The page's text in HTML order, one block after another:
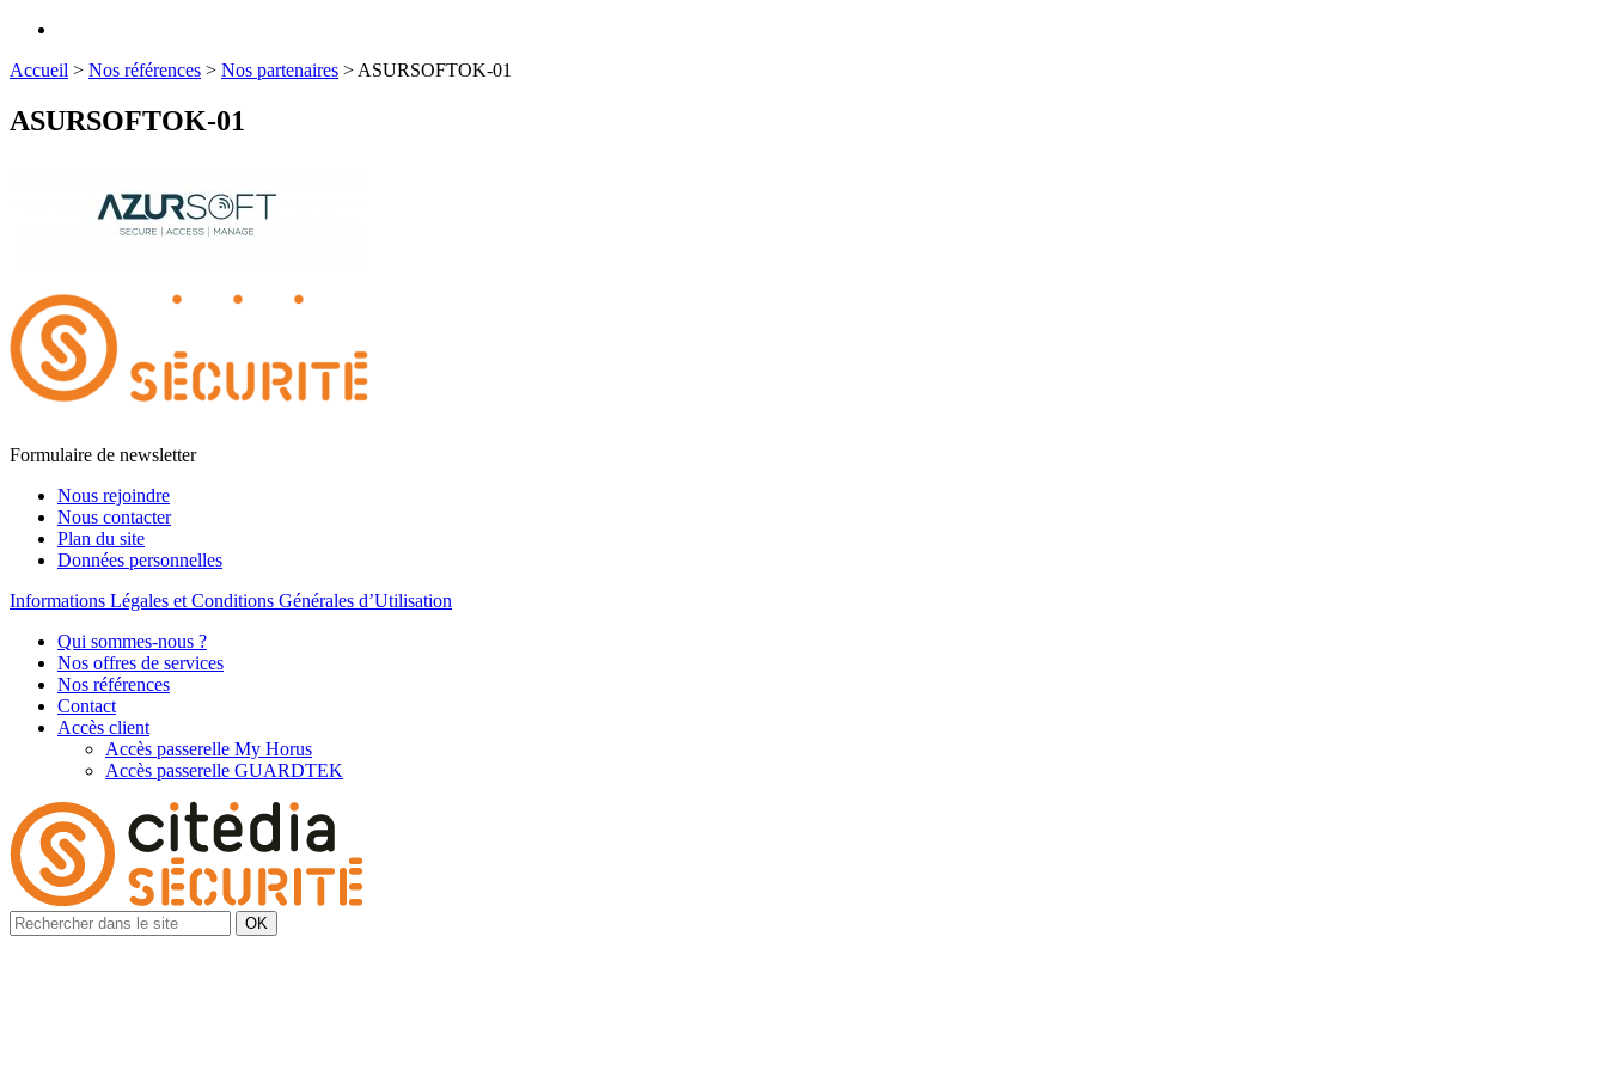
Accueil > Nos références > Nos partenaires > ASURSOFTOK-01
ASURSOFTOK-01
Formulaire de newsletter
Nous rejoindre
Nous contacter
Plan du site
Données personnelles
Informations Légales et Conditions Générales d’Utilisation
Qui sommes-nous ?
Nos offres de services
Nos références
Contact
Accès client
Accès passerelle My Horus
Accès passerelle GUARDTEK
OK